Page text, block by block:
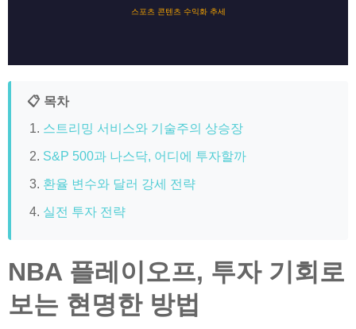
스포츠 콘텐츠 수익화 추세
📋 목차
스트리밍 서비스와 기술주의 상승장
S&P 500과 나스닥, 어디에 투자할까
환율 변수와 달러 강세 전략
실전 투자 전략
NBA 플레이오프, 투자 기회로
보는 현명한 방법